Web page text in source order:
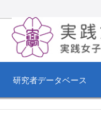
研究者データベース